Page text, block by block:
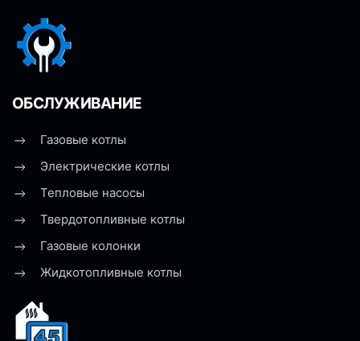
ОБСЛУЖИВАНИЕ
Газовые котлы
Электрические котлы
Тепловые насосы
Твердотопливные котлы
Газовые колонки
Жидкотопливные котлы